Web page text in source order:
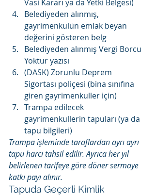
Vasi Kararı ya da Yetki Belgesi)
Belediyeden alınmış,
gayrimenkulün emlak beyan
değerini gösteren belg
Belediyeden alınmış Vergi Borcu
Yoktur yazısı
(DASK) Zorunlu Deprem
Sigortası poliçesi (bina sınıfına
giren gayrimenkuller için)
Trampa edilecek
gayrimenkullerin tapuları (ya da
tapu bilgileri)
Trampa işleminde taraflardan ayrı ayrı
tapu harcı tahsil edilir. Ayrıca her yıl
belirlenen tarifeye göre döner sermaye
katkı payı alınır.
Tapuda Geçerli Kimlik